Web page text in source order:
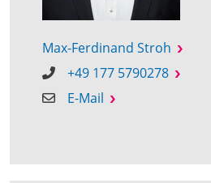
Max-Ferdinand Stroh
+49 177 5790278
E-Mail